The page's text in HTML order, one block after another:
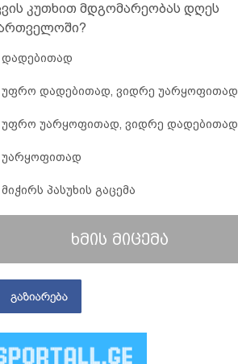
კუთხით მდგომარეობას დღეს
დადებითად
უფრო დადებითად, ვიდრე უარყოფითად
უფრო უარყოფითად, ვიდრე დადებითად
უარყოფითად
მიჭირს პასუხის გაცემა
ხმის მიცემა